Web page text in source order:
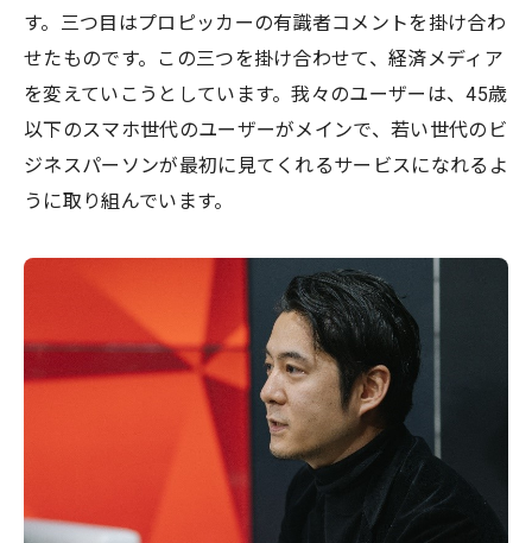
す。三つ目はプロピッカーの有識者コメントを掛け合わ
せたものです。この三つを掛け合わせて、経済メディア
を変えていこうとしています。我々のユーザーは、45歳
以下のスマホ世代のユーザーがメインで、若い世代のビ
ジネスパーソンが最初に見てくれるサービスになれるよ
うに取り組んでいます。